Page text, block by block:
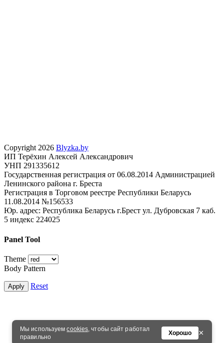
Мы используемcookies, чтобы сайт работал
правильно
Хорошо ×
Copyright 2026 Blyzka.by
ИП Терёхин Алексей Александрович
УНП 291335612
Государственная регистрация от 06.08.2014 Администрацией
Ленинского района г. Бреста
Регистрация в Торговом реестре Республики Беларусь
11.08.2014 №156533
Юр. адрес: Республика Беларусь г.Брест ул. Дубровская 7 каб.
5 индекс 224025
Panel Tool
Theme
Body Pattern
Apply Reset